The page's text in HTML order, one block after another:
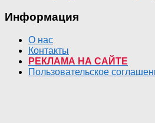
Информация
О нас
Контакты
РЕКЛАМА НА САЙТЕ
Пользовательское